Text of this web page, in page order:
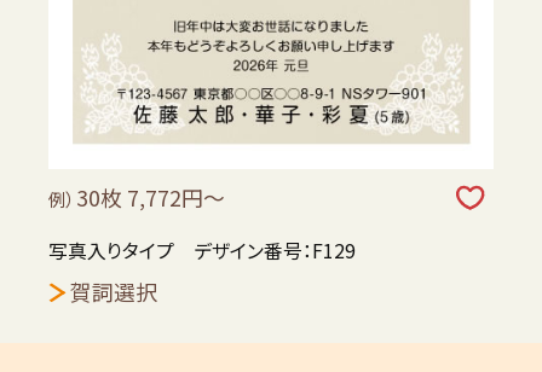
例） 30枚 7,772円～
写真入りタイプ デザイン番号：F129
賀詞選択